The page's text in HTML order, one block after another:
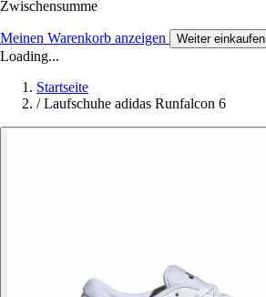
Zwischensumme
Meinen Warenkorb anzeigen Weiter einkaufen
Loading...
Startseite
/ Laufschuhe adidas Runfalcon 6